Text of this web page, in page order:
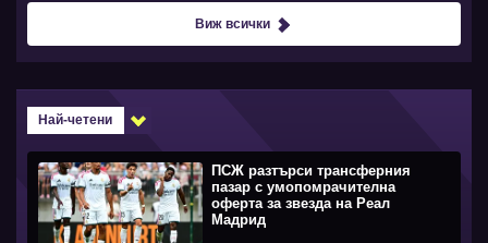
Виж всички
Най-четени
ПСЖ разтърси трансферния
пазар с умопомрачителна
оферта за звезда на Реал
Мадрид